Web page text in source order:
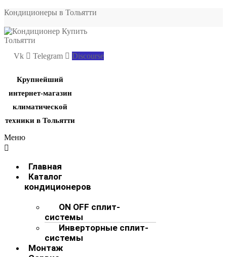
Кондиционеры в Тольятти
Vk Telegram Discourse
Крупнейший
интернет-магазин
климатической
техники в Тольятти
Меню
Главная
Каталог
кондиционеров
ON OFF сплит-
системы
Инверторные сплит-
системы
Монтаж